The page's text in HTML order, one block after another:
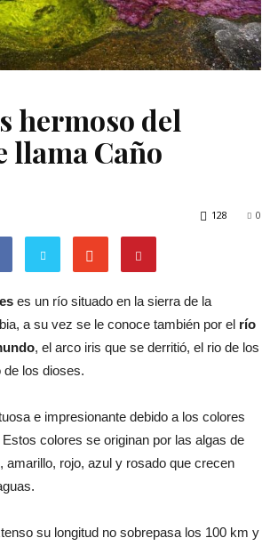
hermoso del
llama Caño
0
128
es un río situado en la sierra de la
a su vez se le conoce también por el río
, el arco iris que se derritió, el rio de los
los dioses.
e impresionante debido a los colores
colores se originan por las algas de
amarillo, rojo, azul y rosado que crecen
su longitud no sobrepasa los 100 km y